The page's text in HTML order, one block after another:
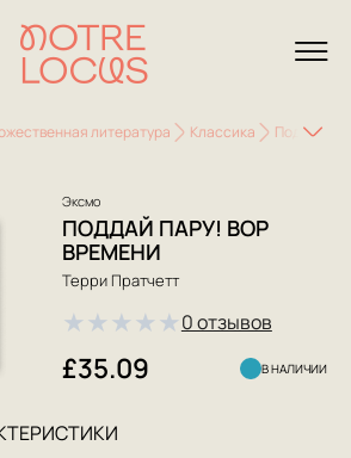
литература Классика Поддай
Эксмо
ПОДДАЙ ПАРУ! ВОР
ВРЕМЕНИ
Терри Пратчетт
★★★★★0 отзывов
£35.09 В НАЛИЧИИ